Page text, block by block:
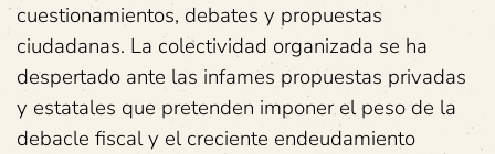
cuestionamientos, debates y propuestas
ciudadanas. La colectividad organizada se ha
despertado ante las infames propuestas privadas
y estatales que pretenden imponer el peso de la
debacle fiscal y el creciente endeudamiento